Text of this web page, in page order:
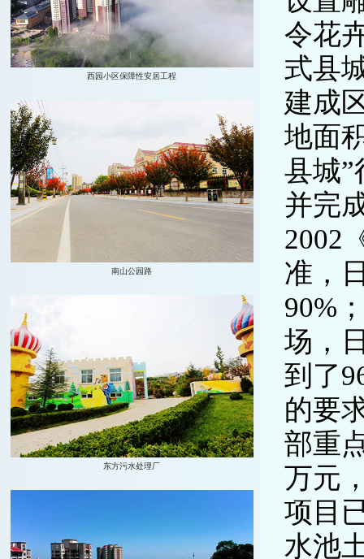
令花
式县
建成
地面
县城”
并完
2002
准，
90%
场，
到了
的要
部重
万元
项目
水池